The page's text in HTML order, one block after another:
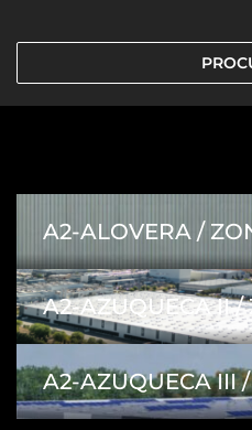
A2-ALOVERA /
A2-AZUQUECA II /
A2-AZUQUECA III